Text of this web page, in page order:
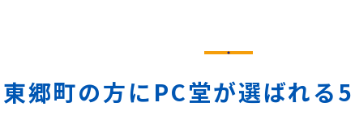
東郷町の方にPC堂が選ばれる